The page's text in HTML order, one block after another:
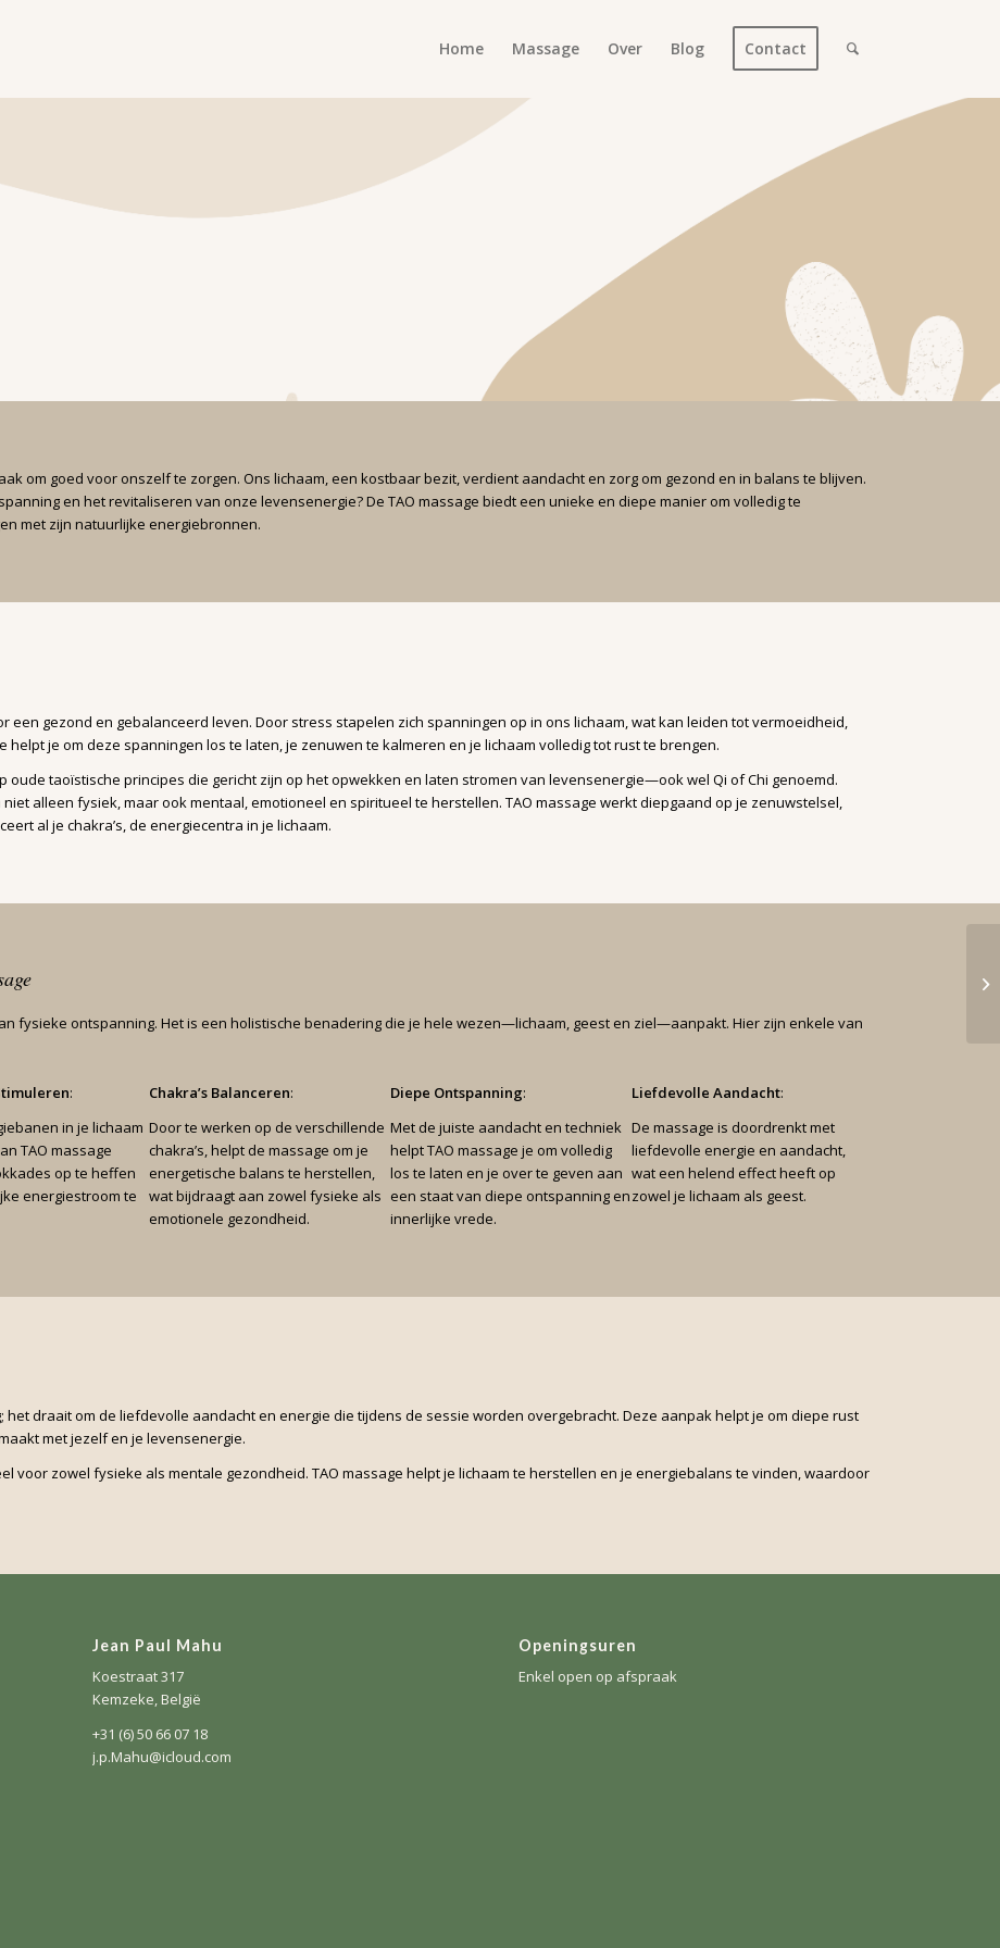
Home Massage Over Blog Contact
om goed voor onszelf te zorgen. Ons lichaam, een kostbaar bezit, verdient aandacht en zorg om gezond en in balans te blijven.
en het revitaliseren van onze levensenergie? De TAO massage biedt een unieke en diepe manier om volledig te
met zijn natuurlijke energiebronnen.
een gezond en gebalanceerd leven. Door stress stapelen zich spanningen op in ons lichaam, wat kan leiden tot vermoeidheid,
helpt je om deze spanningen los te laten, je zenuwen te kalmeren en je lichaam volledig tot rust te brengen.
taoïstische principes die gericht zijn op het opwekken en laten stromen van levensenergie—ook wel Qi of Chi genoemd.
alleen fysiek, maar ook mentaal, emotioneel en spiritueel te herstellen. TAO massage werkt diepgaand op je zenuwstelsel,
al je chakra’s, de energiecentra in je lichaam.
fysieke ontspanning. Het is een holistische benadering die je hele wezen—lichaam, geest en ziel—aanpakt. Hier zijn enkele van
:
in je lichaam
TAO massage
op te heffen
energiestroom te
Chakra’s Balanceren:
Door te werken op de verschillende
chakra’s, helpt de massage om je
energetische balans te herstellen,
wat bijdraagt aan zowel fysieke als
emotionele gezondheid.
Diepe Ontspanning:
Met de juiste aandacht en techniek
helpt TAO massage je om volledig
los te laten en je over te geven aan
een staat van diepe ontspanning en
innerlijke vrede.
Liefdevolle Aandacht:
De massage is doordrenkt met
liefdevolle energie en aandacht,
wat een helend effect heeft op
zowel je lichaam als geest.
draait om de liefdevolle aandacht en energie die tijdens de sessie worden overgebracht. Deze aanpak helpt je om diepe rust
met jezelf en je levensenergie.
voor zowel fysieke als mentale gezondheid. TAO massage helpt je lichaam te herstellen en je energiebalans te vinden, waardoor
Jean Paul Mahu
Koestraat 317
Kemzeke, België
+31 (6) 50 66 07 18
j.p.Mahu@icloud.com
Openingsuren
Enkel open op afspraak